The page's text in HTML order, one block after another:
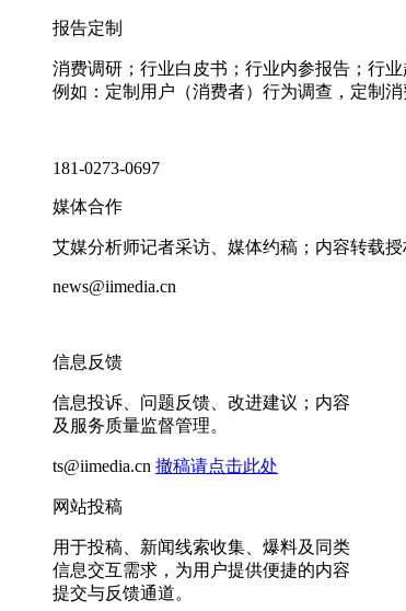
报告定制
消费调研；行业白皮书；行业内参报告；行
例如：定制用户（消费者）行为调查，定制
181-0273-0697
媒体合作
艾媒分析师记者采访、媒体约稿；内容转载授
news@iimedia.cn
信息反馈
信息投诉、问题反馈、改进建议；内容
及服务质量监督管理。
ts@iimedia.cn 撤稿请点击此处
网站投稿
用于投稿、新闻线索收集、爆料及同类
信息交互需求，为用户提供便捷的内容
提交与反馈通道。